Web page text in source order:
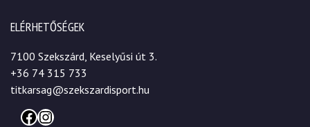
ELÉRHETŐSÉGEK
7100 Szekszárd, Keselyűsi út 3.
+36 74 315 733
titkarsag@szekszardisport.hu
Facebook
Instagram